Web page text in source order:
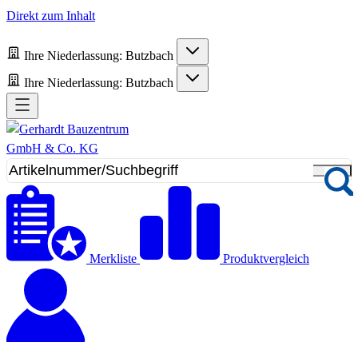
Direkt zum Inhalt
Ihre Niederlassung: Butzbach
Ihre Niederlassung: Butzbach
Merkliste Produktvergleich